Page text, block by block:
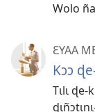
Wolo
ƐYAA
Kɔɔ
Tɩlɩ